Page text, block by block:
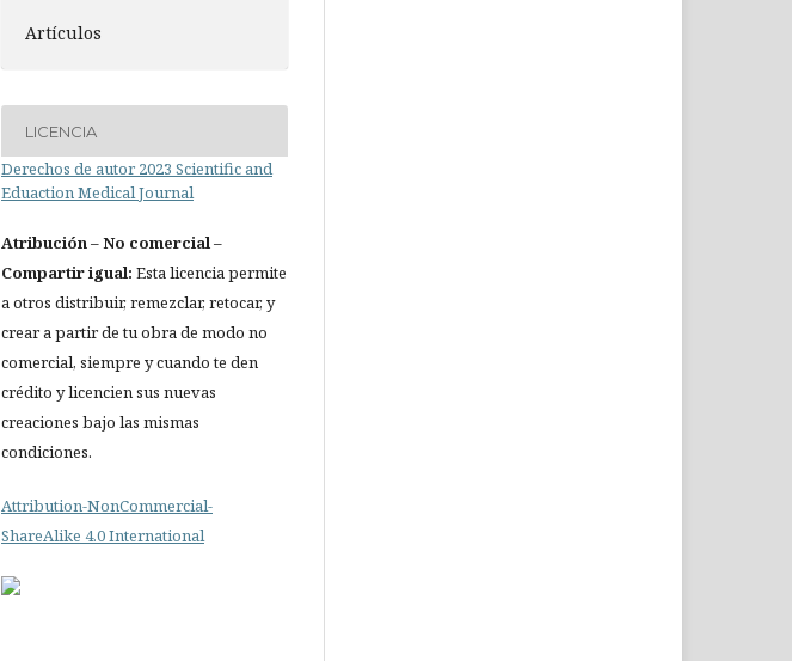
Artículos
LICENCIA
Derechos de autor 2023 Scientific and
Eduaction Medical Journal
Atribución– No comercial –
Compartir igual: Esta licencia permite
a otros distribuir, remezclar, retocar, y
crear a partir de tu obra de modo no
comercial, siempre y cuando te den
crédito y licencien sus nuevas
creaciones bajo las mismas
condiciones.
Attribution-NonCommercial-
ShareAlike 4.0 International